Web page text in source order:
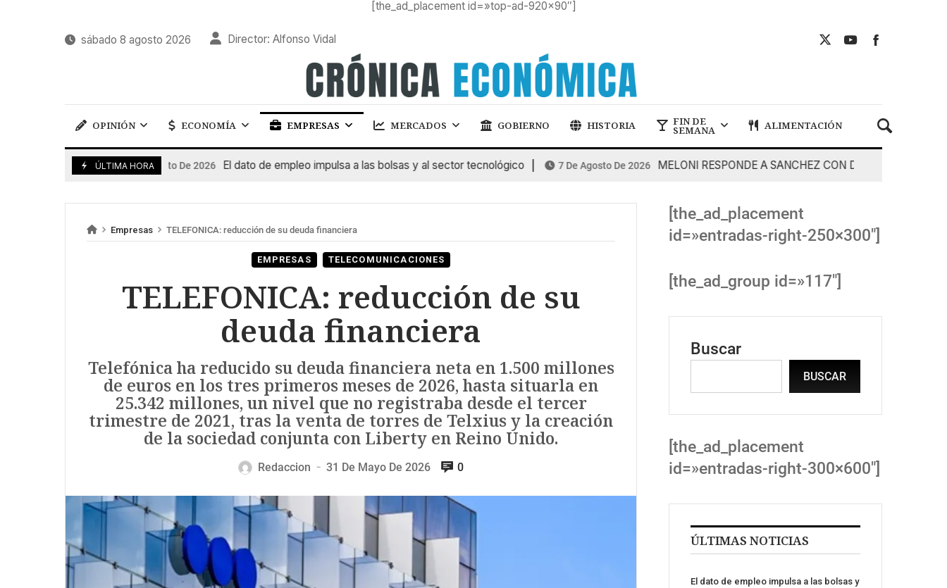
[the_ad_placement id=»top-ad-920×90″]
sábado 8 agosto 2026 Director: Alfonso Vidal
OPINIÓN ECONOMÍA EMPRESAS MERCADOS GOBIERNO HISTORIA FIN DE
SEMANA ALIMENTACIÓN
ÚLTIMA HORA
7 De Agosto De 2026 El dato de empleo impulsa a las bolsas y al sector tecnológico 7 De Agosto De 2026 MELONI RESPONDE A SANCHEZ CON DUREZA
Empresas TELEFONICA: reducción de su deuda financiera
EMPRESAS TELECOMUNICACIONES
TELEFONICA: reducción de su
deuda financiera
Telefónica ha reducido su deuda financiera neta en 1.500 millones
de euros en los tres primeros meses de 2026, hasta situarla en
25.342 millones, un nivel que no registraba desde el tercer
trimestre de 2021, tras la venta de torres de Telxius y la creación
de la sociedad conjunta con Liberty en Reino Unido.
Redaccion — 31 De Mayo De 2026 0
[the_ad_placement
id=»entradas-right-250×300″]
[the_ad_group id=»117″]
Buscar
BUSCAR
[the_ad_placement
id=»entradas-right-300×600″]
ÚLTIMAS NOTICIAS
El dato de empleo impulsa a las bolsas y